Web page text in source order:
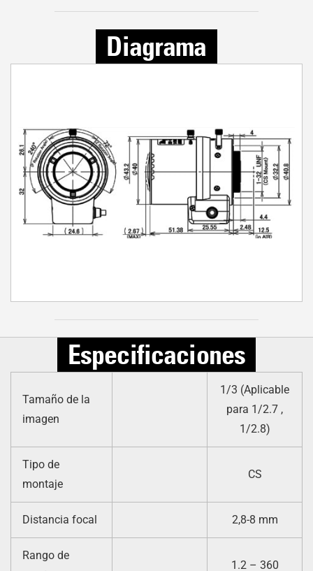
Diagrama
Especificaciones
Tamaño de la
imagen
1/3 (Aplicable
para 1/2.7 ,
1/2.8)
Tipo de
montaje
CS
Distancia focal 2,8-8 mm
Rango de
1.2 – 360